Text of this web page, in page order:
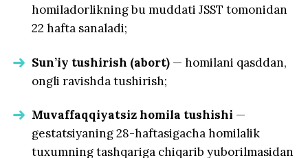
homiladorlikning bu muddati JSST tomonidan
22 hafta sanaladi;
Sun’iy tushirish (abort) — homilani qasddan,
ongli ravishda tushirish;
Muvaffaqqiyatsiz homila tushishi —
gestatsiyaning 28-haftasigacha homilalik
tuxumning tashqariga chiqarib yuborilmasidan